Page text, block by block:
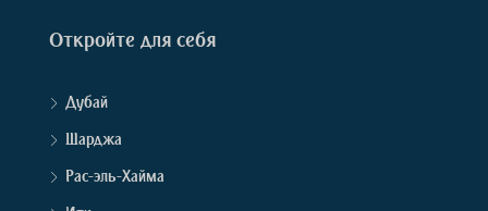
Откройте для себя
Дубай
Шарджа
Рас-эль-Хайма